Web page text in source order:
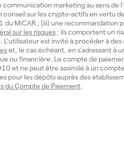
marketing au sens
conseil sur les crypto-actifs en vertu
MiCAR ; (iii) une recommandation
sur les risques ; ils comportent un
L'utilisateur est invité à procéder à
et, le cas échéant, en s'adressant à
ou financière. Le compte de
et ne peut être assimilé à un
pour les dépôts auprès des
du Compte de Paiement.